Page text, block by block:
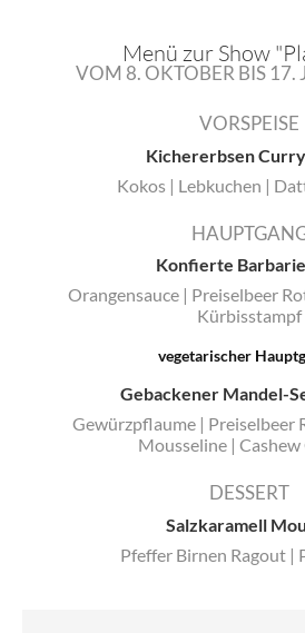
Menü zur Show
VOM 8. OKTOBER BIS 17.
VORSPEISE
Kichererbsen
Kokos | Lebkuchen |
Konfierte
Orangensauce | Preiselbeer
Kürbisstampf
vegetarischer
Gebackener Mandel-
Gewürzpflaume | Preiselbeer
Mousseline | Cashew
DESSERT
Salzkaramell
Pfeffer Birnen Ragout |
der Upload einige Minuten in